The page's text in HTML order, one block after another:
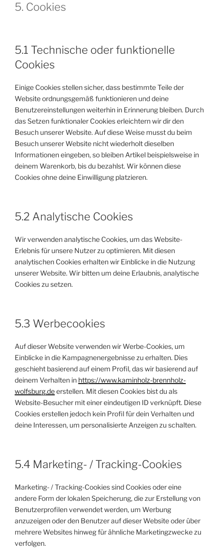
5. Cookies
5.1 Technische oder funktionelle
Cookies
Einige Cookies stellen sicher, dass bestimmte Teile der
Website ordnungsgemäß funktionieren und deine
Benutzereinstellungen weiterhin in Erinnerung bleiben. Durch
das Setzen funktionaler Cookies erleichtern wir dir den
Besuch unserer Website. Auf diese Weise musst du beim
Besuch unserer Website nicht wiederholt dieselben
Informationen eingeben, so bleiben Artikel beispielsweise in
deinem Warenkorb, bis du bezahlst. Wir können diese
Cookies ohne deine Einwilligung platzieren.
5.2 Analytische Cookies
Wir verwenden analytische Cookies, um das Website-
Erlebnis für unsere Nutzer zu optimieren. Mit diesen
analytischen Cookies erhalten wir Einblicke in die Nutzung
unserer Website. Wir bitten um deine Erlaubnis, analytische
Cookies zu setzen.
5.3 Werbecookies
Auf dieser Website verwenden wir Werbe-Cookies, um
Einblicke in die Kampagnenergebnisse zu erhalten. Dies
geschieht basierend auf einem Profil, das wir basierend auf
deinem Verhalten in https://www.kaminholz-brennholz-
wolfsburg.deerstellen. Mit diesen Cookies bist du als
Website-Besucher mit einer eindeutigen ID verknüpft. Diese
Cookies erstellen jedoch kein Profil für dein Verhalten und
deine Interessen, um personalisierte Anzeigen zu schalten.
5.4 Marketing- / Tracking-Cookies
Marketing- / Tracking-Cookies sind Cookies oder eine
andere Form der lokalen Speicherung, die zur Erstellung von
Benutzerprofilen verwendet werden, um Werbung
anzuzeigen oder den Benutzer auf dieser Website oder über
mehrere Websites hinweg für ähnliche Marketingzwecke zu
verfolgen.